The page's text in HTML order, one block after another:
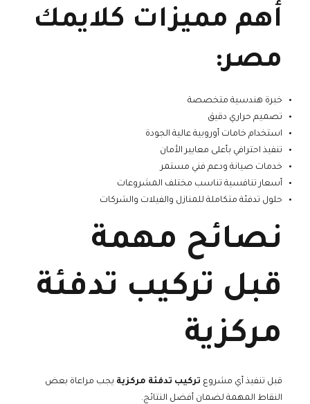
أهم مميزات كلايمك
مصر:
خبرة هندسية متخصصة
تصميم حراري دقيق
استخدام خامات أوروبية عالية الجودة
تنفيذ احترافي بأعلى معايير الأمان
خدمات صيانة ودعم فني مستمر
أسعار تنافسية تناسب مختلف المشروعات
حلول تدفئة متكاملة للمنازل والفيلات والشركات
نصائح مهمة
قبل تركيب تدفئة
مركزية
قبل تنفيذ أي مشروع تركيب تدفئة مركزية يجب مراعاة بعض
النقاط المهمة لضمان أفضل النتائج.